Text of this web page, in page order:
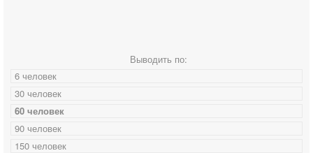
Выводить по:
6 человек
30 человек
60 человек
90 человек
150 человек